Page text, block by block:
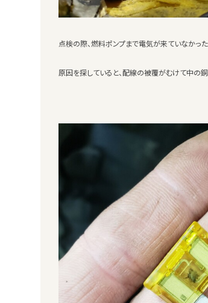
点検の際、燃料ポンプまで電気が来ていなかっ
原因を探していると、配線の被覆がむけて中の